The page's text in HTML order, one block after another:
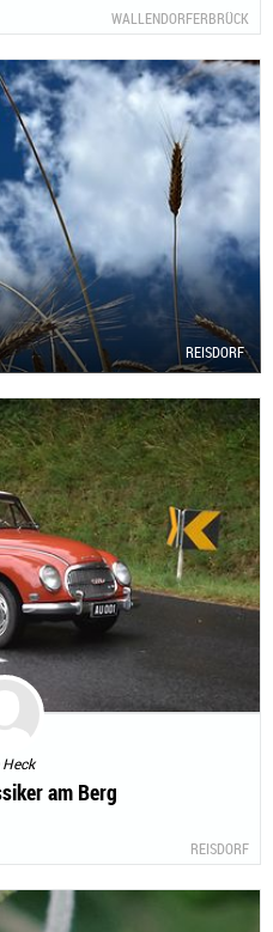
WALLENDORFERBRÜCK
REISDORF
am Berg
REISDORF